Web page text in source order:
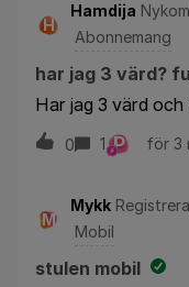
H
Hamdija
Abonnemang
har jag 3 värd?
Har jag 3 värd
0 1 P för 3
M
Mykk
Mobil
stulen mobil